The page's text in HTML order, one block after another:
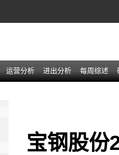
运营分析 进出分析 每周综述
宝钢股份